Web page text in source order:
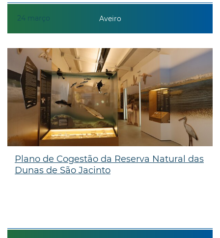
24 março Aveiro
Plano de Cogestão da Reserva Natural das
Dunas de São Jacinto